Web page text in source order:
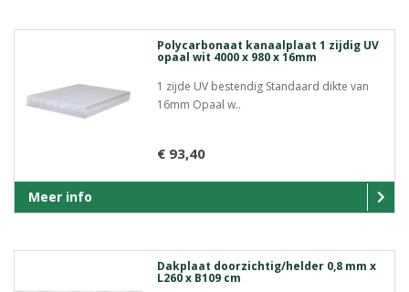
Polycarbonaat kanaalplaat 1 zijdig UV
opaal wit 4000 x 980 x 16mm
1 zijde UV bestendig Standaard dikte van
16mm Opaal w..
€ 93,40
Meer info
Dakplaat doorzichtig/helder 0,8 mm x
L260 x B109 cm